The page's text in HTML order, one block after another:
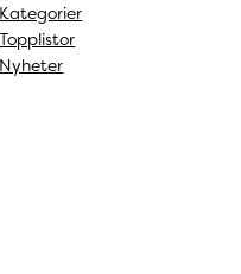
Kategorier
Topplistor
Nyheter